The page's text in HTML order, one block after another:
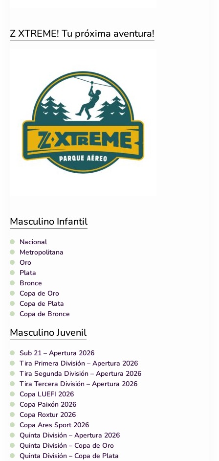
Z XTREME! Tu próxima aventura!
Masculino Infantil
Nacional
Metropolitana
Oro
Plata
Bronce
Copa de Oro
Copa de Plata
Copa de Bronce
Masculino Juvenil
Sub 21 – Apertura 2026
Tira Primera División – Apertura 2026
Tira Segunda División – Apertura 2026
Tira Tercera División – Apertura 2026
Copa LUEFI 2026
Copa Paixón 2026
Copa Roxtur 2026
Copa Ares Sport 2026
Quinta División – Apertura 2026
Quinta División – Copa de Oro
Quinta División – Copa de Plata